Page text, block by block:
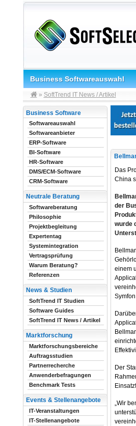
Business Softwareauswahl
» SoftTrend IT News / Artikel
Das
China
der
wurde
einem
Der
„Wir
Business Software
Softwareauswahl
Softwareanbieter
ERP-Software
BI-Software
HR-Software
DMS/ECM-Software
CRM-Software
Neutrale Beratung
Softwareberatung
Philosophie
Projektbegleitung
Expertentag
Systemintegration
Vertragsprüfung
Warum Beratung?
Referenzen
News & Studien
SoftTrend IT Studien
Software Guides
SoftTrend IT News / Artikel
Marktforschung
Marktforschungsbereiche
Auftragsstudien
Partnerrecherche
Anwenderbefragungen
Benchmark Tests
Events & Stellenangebote
IT-Veranstaltungen
IT-Stellenangebote